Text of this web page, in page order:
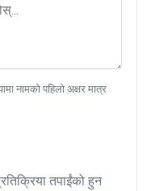
नामको पहिलो अक्षर मात्र
तपाईंको हुन